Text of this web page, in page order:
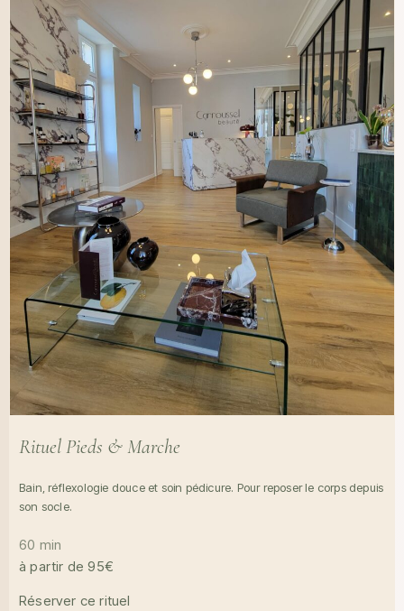
Rituel Pieds & Marche
Bain, réflexologie douce et soin pédicure. Pour reposer le corps depuis
son socle.
60 min
à partir de 95€
Réserver ce rituel